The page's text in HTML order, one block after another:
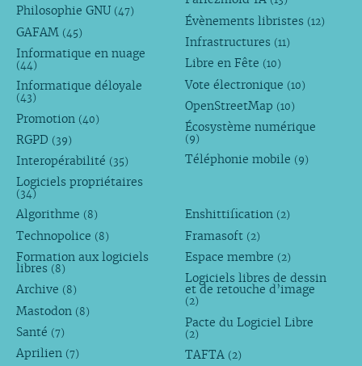
Philosophie GNU (47)
GAFAM (45)
Informatique en nuage
(44)
Informatique déloyale
(43)
Promotion (40)
RGPD (39)
Interopérabilité (35)
Logiciels propriétaires
(34)
Évènements libristes (12)
Infrastructures (11)
Libre en Fête (10)
Vote électronique (10)
OpenStreetMap (10)
Écosystème numérique
(9)
Téléphonie mobile (9)
Algorithme (8)
Technopolice (8)
Formation aux logiciels
libres (8)
Archive (8)
Mastodon (8)
Santé (7)
Aprilien (7)
Enshittification (2)
Framasoft (2)
Espace membre (2)
Logiciels libres de dessin
et de retouche d’image
(2)
Pacte du Logiciel Libre
(2)
TAFTA (2)